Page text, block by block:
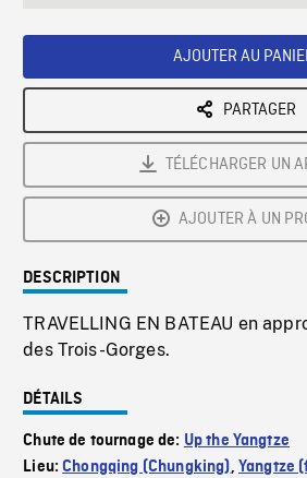
AJOUTER AU
PARTAGER
TÉLÉCHARGER UN
AJOUTER À UN
DESCRIPTION
TRAVELLING EN BATEAU en
des Trois-Gorges.
DÉTAILS
Chute de tournage de: Up the Yangtze
Lieu:Chongqing (Chungking), Yangtze